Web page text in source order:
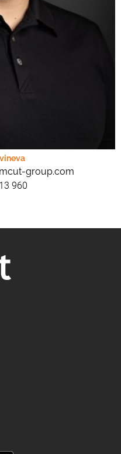
group.com
960